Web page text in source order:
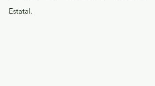
Estatal.